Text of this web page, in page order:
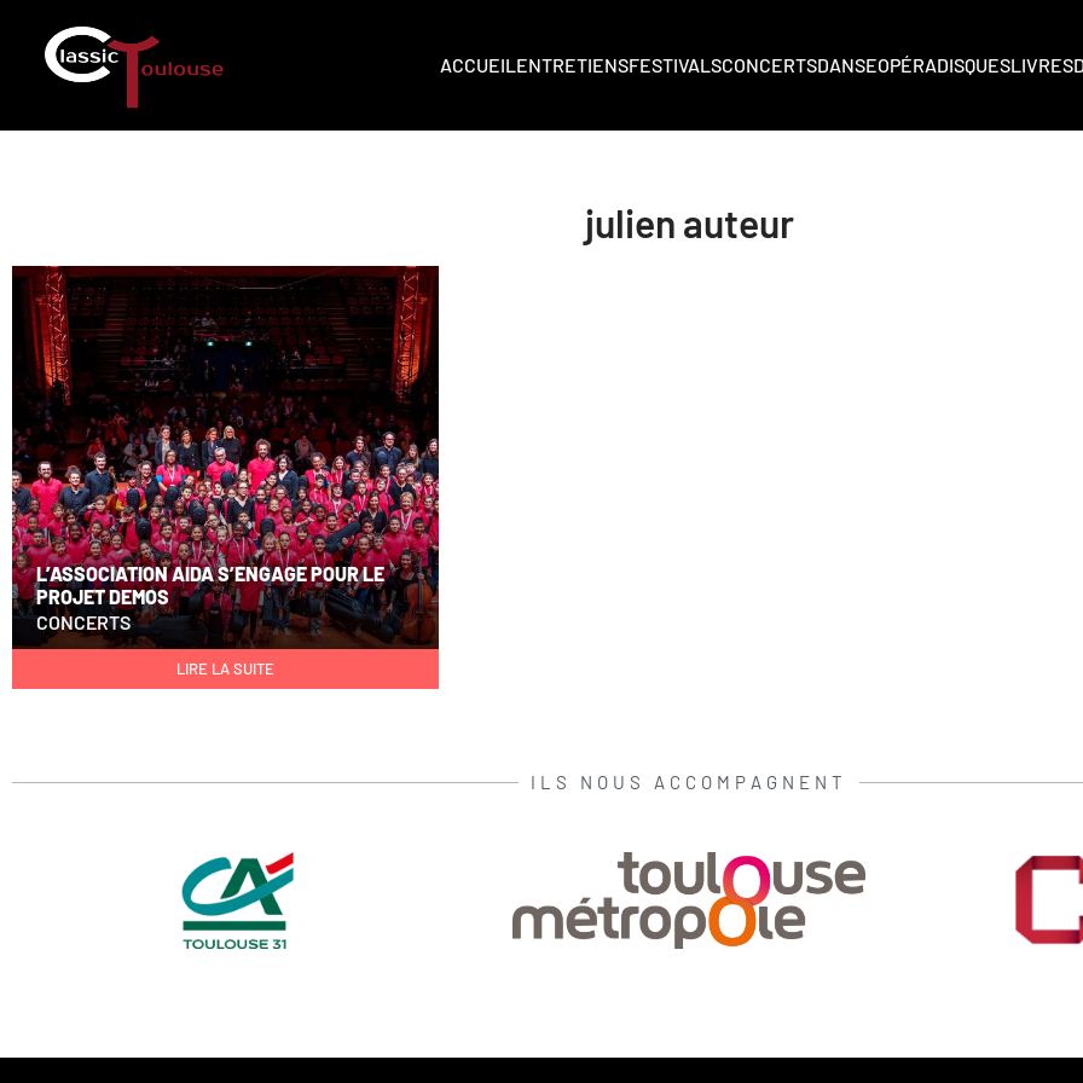
ACCUEILENTRETIENSFESTIVALSCONCERTSDANSEOPÉRADISQUESLIVRES
julien auteur
L’ASSOCIATION AIDA S’ENGAGE POUR LE
PROJET DEMOS
CONCERTS
LIRE LA SUITE
ILS NOUS ACCOMPAGNENT